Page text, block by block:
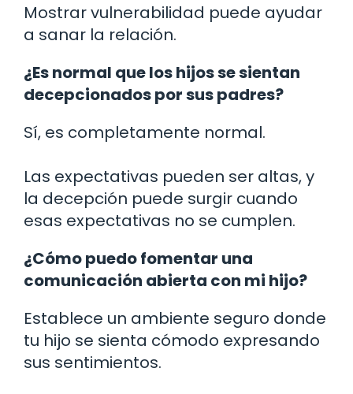
Mostrar vulnerabilidad puede ayudar
a sanar la relación.
¿Es normal que los hijos se sientan
decepcionados por sus padres?
Sí, es completamente normal.
Las expectativas pueden ser altas, y
la decepción puede surgir cuando
esas expectativas no se cumplen.
¿Cómo puedo fomentar una
comunicación abierta con mi hijo?
Establece un ambiente seguro donde
tu hijo se sienta cómodo expresando
sus sentimientos.